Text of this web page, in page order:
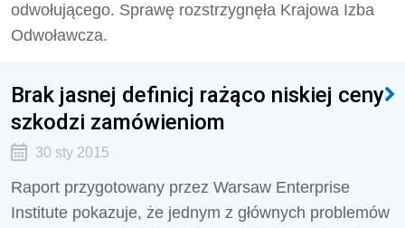
odwołującego. Sprawę rozstrzygnęła Krajowa Izba
Odwoławcza.
Brak jasnej definicj rażąco niskiej ceny
szkodzi zamówieniom
30 sty 2015
Raport przygotowany przez Warsaw Enterprise
Institute pokazuje, że jednym z głównych problemów